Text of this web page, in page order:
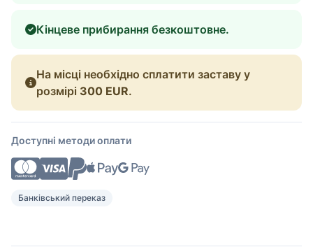
Кінцеве прибирання безкоштовне.
На місці необхідно сплатити заставу у
розмірі 300 EUR.
Доступні методи оплати
Банківський переказ